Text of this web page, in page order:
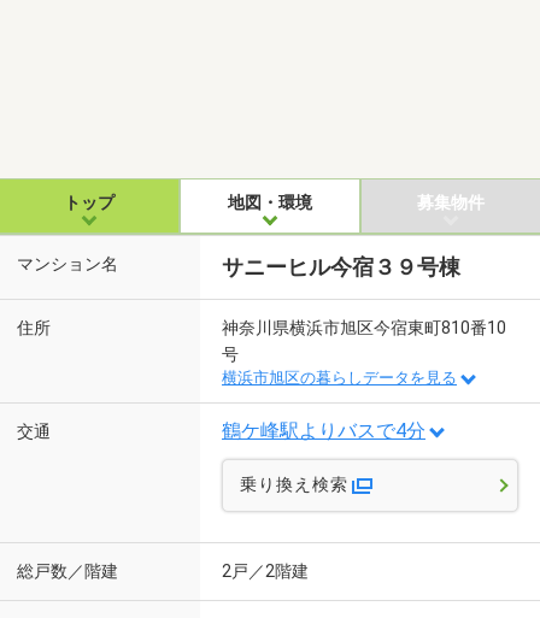
トップ 地図・環境 募集物件
マンション名 サニーヒル今宿３９号棟
住所
神奈川県横浜市旭区今宿東町810番10
号
横浜市旭区の暮らしデータを見る
交通 鶴ケ峰駅よりバスで4分
乗り換え検索
総戸数／階建 2戸／2階建